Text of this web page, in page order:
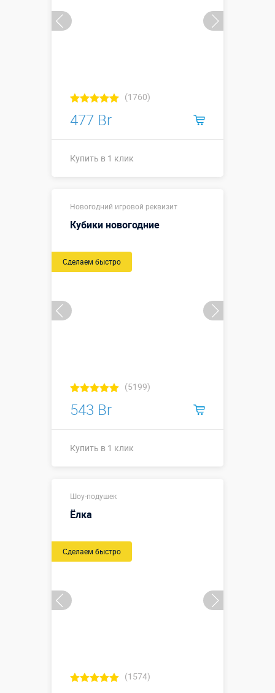
(1760)
477 Br
Купить в 1 клик
Новогодний игровой реквизит
Кубики новогодние
Сделаем быстро
(5199)
543 Br
Купить в 1 клик
Шоу-подушек
Ёлка
Сделаем быстро
(1574)